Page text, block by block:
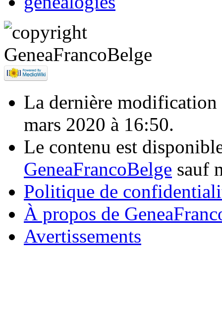
La dernière modification
mars 2020 à 16:50.
Le contenu est
GeneaFrancoBelge sauf
Politique de
À propos de
Avertissements